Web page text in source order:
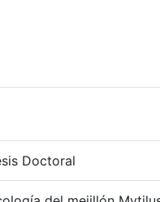
Doctoral